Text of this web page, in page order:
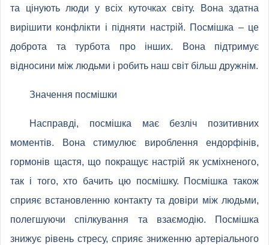
та цінують люди у всіх куточках світу. Вона здатна
вирішити конфлікти і підняти настрій. Посмішка – це
доброта та турбота про інших. Вона підтримує
відносини між людьми і робить наш світ більш дружнім.
Значення посмішки
Насправді, посмішка має безліч позитивних
моментів. Вона стимулює вироблення ендорфінів,
гормонів щастя, що покращує настрій як усміхненого,
так і того, хто бачить цю посмішку. Посмішка також
сприяє встановленню контакту та довіри між людьми,
полегшуючи спілкування та взаємодію. Посмішка
знижує рівень стресу, сприяє зниженню артеріального